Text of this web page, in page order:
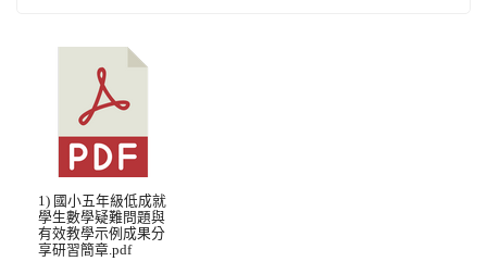
1) 國小五年級低成就
學生數學疑難問題與
有效教學示例成果分
享研習簡章.pdf